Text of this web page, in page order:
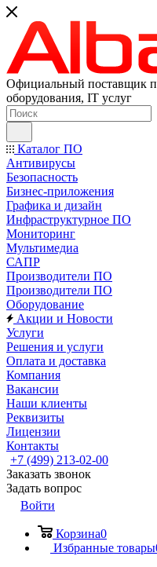
Официальный поставщик
оборудования, IT услуг
Каталог ПО
Антивирусы
Безопасность
Бизнес-приложения
Графика и дизайн
Инфраструктурное ПО
Мониторинг
Мультимедиа
САПР
Производители ПО
Производители ПО
Оборудование
Акции и Новости
Услуги
Решения и услуги
Оплата и доставка
Компания
Вакансии
Наши клиенты
Реквизиты
Лицензии
Контакты
+7 (499) 213-02-00
Заказать звонок
Задать вопрос
Войти
Корзина0
Избранные товары